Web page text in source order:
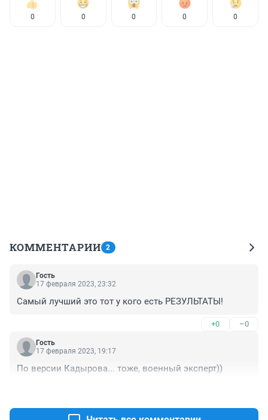
0 0 0 0 0
КОММЕНТАРИИ 2
Гость
17 февраля 2023, 23:32
Самый лучший это тот у кого есть РЕЗУЛЬТАТЫ!
+0 –0
Гость
17 февраля 2023, 19:17
По версии Кадырова... тоже, военный эксперт))